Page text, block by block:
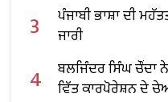
3
ਪੰਜਾਬੀ ਭਾਸ਼ਾ ਦੀ
ਜਾਰੀ
4
ਬਲਜਿੰਦਰ ਸਿੰਘ ਚੌਂਦਾ
ਵਿੱਤ ਕਾਰਪੋਰੇਸ਼ਨ ਦੇ